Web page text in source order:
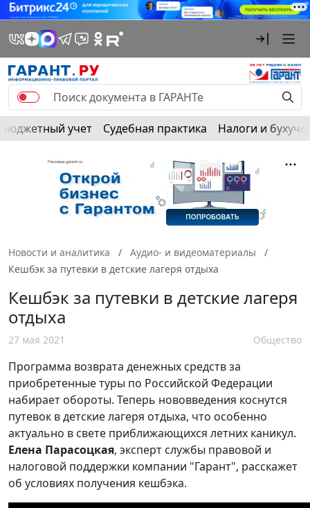
Бюджетный учет Судебная практика Налоги и
Новости и аналитика
Аудио- и видеоматериалы
Кешбэк за путевки в детские лагеря отдыха
Кешбэк за путевки в детские лагеря
отдыха
27 мая 2021 Общество
Программа возврата денежных средств за
приобретенные туры по Российской Федерации
набирает обороты. Теперь нововведения коснутся
путевок в детские лагеря отдыха, что особенно
актуально в свете приближающихся летних каникул.
Елена Парасоцкая, эксперт службы правовой и
налоговой поддержки компании "Гарант", расскажет
об условиях получения кешбэка.